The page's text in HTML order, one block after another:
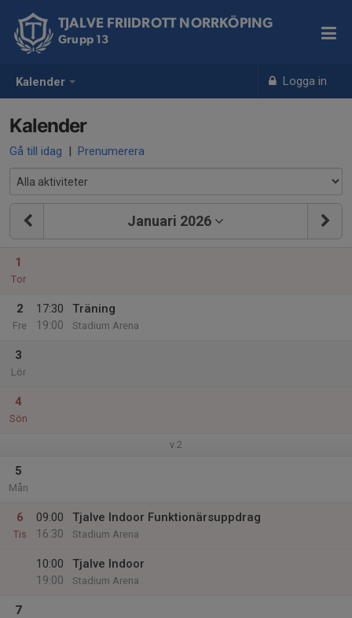
Kalender Logga in
TJALVE FRIIDROTT NORRKÖPING
Grupp 13
Kalender
Gå till idag | Prenumerera
Januari 2026
1
Tor
2
Fre
17:30
19:00
Träning
Stadium Arena
3
Lör
4
Sön
v.2
5
Mån
6
Tis
09:00
16:30
Tjalve Indoor Funktionärsuppdrag
Stadium Arena
10:00
19:00
Tjalve Indoor
Stadium Arena
7